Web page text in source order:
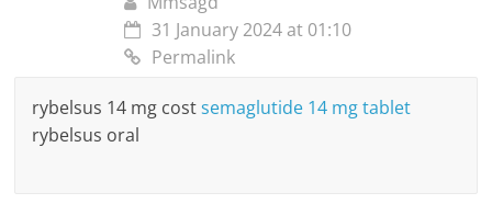
31 January 2024 at 01:10
Permalink
rybelsus 14 mg costsemaglutide 14 mg tablet
rybelsus oral